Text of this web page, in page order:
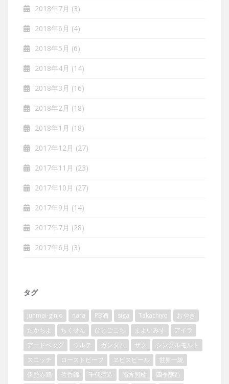
2018年7月 (3)
2018年6月 (4)
2018年5月 (6)
2018年4月 (14)
2018年3月 (16)
2018年2月 (18)
2018年1月 (18)
2017年12月 (27)
2017年11月 (23)
2017年10月 (27)
2017年9月 (14)
2017年7月 (28)
2017年6月 (3)
タグ
junmai-ginjo nara PB酒 siga Takachiyo
おやき
たかちよ
ちくせん ひとごこち まよいみず
アイラ
アードベッグ
ウルテ ガンダム ザク
シングルモルト
スコッチ
ローストビーフ ヱビスビール
世界一統
伊勢赤鶏
佐香錦 千代酒造 南方熊楠
四季醸造